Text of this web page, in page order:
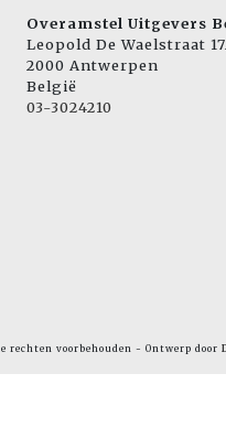
Overamstel Uitgevers
Leopold De Waelstraat
2000 Antwerpen
België
03-3024210
voorbehouden - Ontwerp door